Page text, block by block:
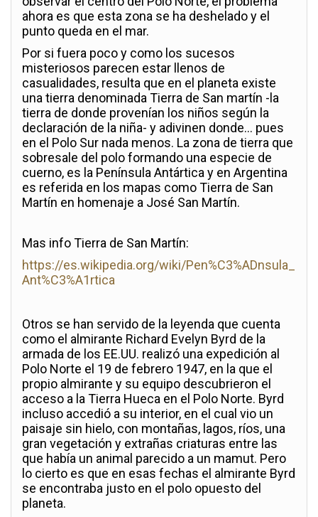
ahora es que esta zona se ha deshelado y el
punto queda en el mar.
Por si fuera poco y como los sucesos
misteriosos parecen estar llenos de
casualidades, resulta que en el planeta existe
una tierra denominada Tierra de San martín -la
tierra de donde provenían los niños según la
declaración de la niña- y adivinen donde… pues
en el Polo Sur nada menos. La zona de tierra que
sobresale del polo formando una especie de
cuerno, es la Península Antártica y en Argentina
es referida en los mapas como Tierra de San
Martín en homenaje a José San Martín.
Mas info Tierra de San Martín:
https://es.wikipedia.org/wiki/Pen%C3%ADnsula_
Ant%C3%A1rtica
Otros se han servido de la leyenda que cuenta
como el almirante Richard Evelyn Byrd de la
armada de los EE.UU. realizó una expedición al
Polo Norte el 19 de febrero 1947, en la que el
propio almirante y su equipo descubrieron el
acceso a la Tierra Hueca en el Polo Norte. Byrd
incluso accedió a su interior, en el cual vio un
paisaje sin hielo, con montañas, lagos, ríos, una
gran vegetación y extrañas criaturas entre las
que había un animal parecido a un mamut. Pero
lo cierto es que en esas fechas el almirante Byrd
se encontraba justo en el polo opuesto del
planeta.